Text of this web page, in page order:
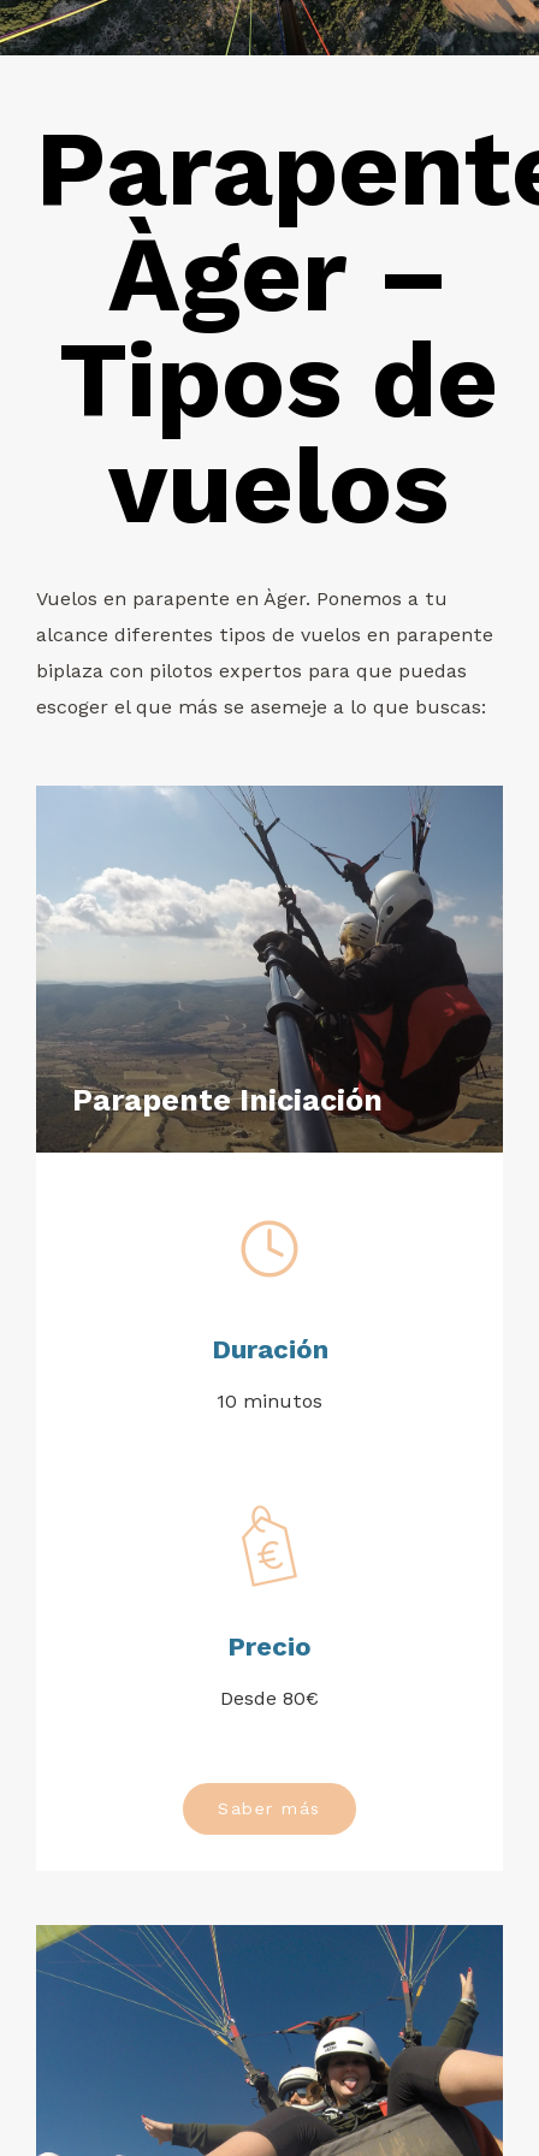
Àger –
Tipos de
vuelos
Vuelos en parapente en Àger. Ponemos a tu
alcance diferentes tipos de vuelos en parapente
biplaza con pilotos expertos para que puedas
escoger el que más se asemeje a lo que buscas:
Parapente Iniciación
Duración
10 minutos
Precio
Desde 80€
Saber más